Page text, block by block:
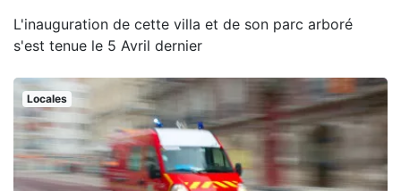
L'inauguration de cette villa et de son parc arboré
s'est tenue le 5 Avril dernier
Locales